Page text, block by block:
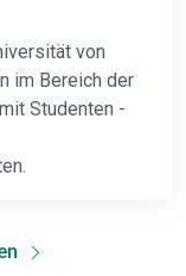
von
im Bereich der
Studenten -